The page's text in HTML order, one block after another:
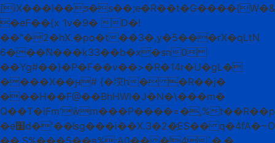
�eF��{x 1v�9� D�!
��"�2�hX.�pѻ�t��3�,y�5���rX�qLtN
6���݉N���k33��b�x�sn0
��Yg#��)�P�F��v��>�R�14r�U�gL�
����X��ԩ# {�堗h� �R��j�
ֺ���H��F@��BhHWI�J�N�\���m�
Q��T�iFm'ŵm���P����=�,%
�e׷d�'��ʪg���i��X.3�2�҉ES�� q�4fA�~O�p�"g&9�f+yM��2C�����t�p�<"��Q��ܻ�w�E_b 7Mn@��
��,S%���5��в%:A0�� �ʲ4`�,�